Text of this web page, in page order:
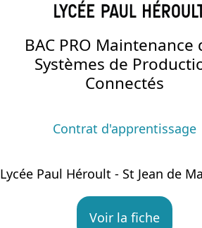
BAC PRO Maintenance
Systèmes de
Connectés
Contrat d'apprentissage
Lycée Paul Héroult - St Jean de
Voir la fiche